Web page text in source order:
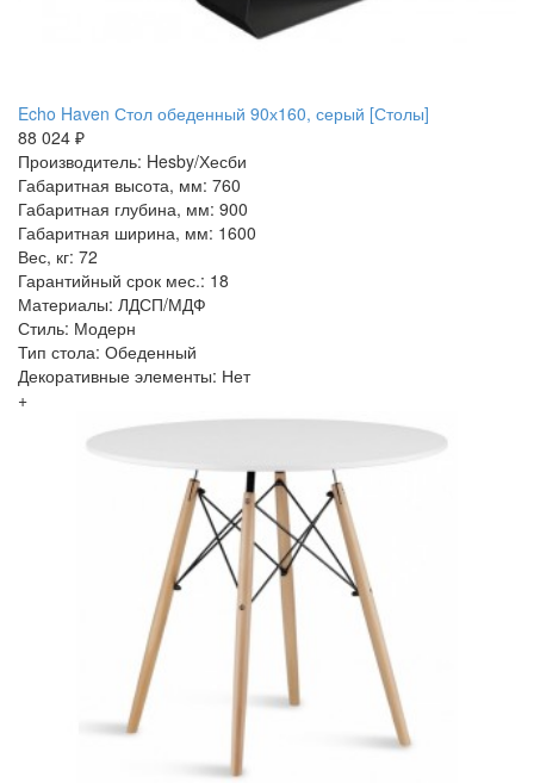
Echo Haven Стол обеденный 90х160, серый [Столы]
88 024 ₽
Производитель: Hesby/Хесби
Габаритная высота, мм: 760
Габаритная глубина, мм: 900
Габаритная ширина, мм: 1600
Вес, кг: 72
Гарантийный срок мес.: 18
Материалы: ЛДСП/МДФ
Стиль: Модерн
Тип стола: Обеденный
Декоративные элементы: Нет
+